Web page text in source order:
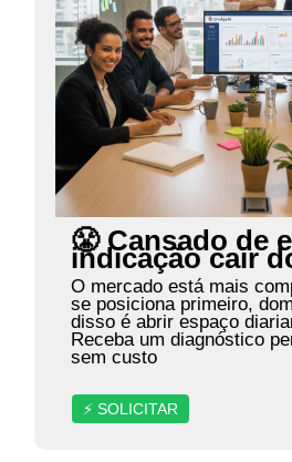
😤 Cansado de
indicação cair
O mercado está mais
se posiciona primeiro,
disso é abrir espaço
Receba um diagnóstico
sem custo
⚡ SOLICITAR